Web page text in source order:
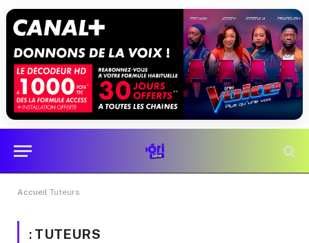
Accueil Tuteurs
: TUTEURS